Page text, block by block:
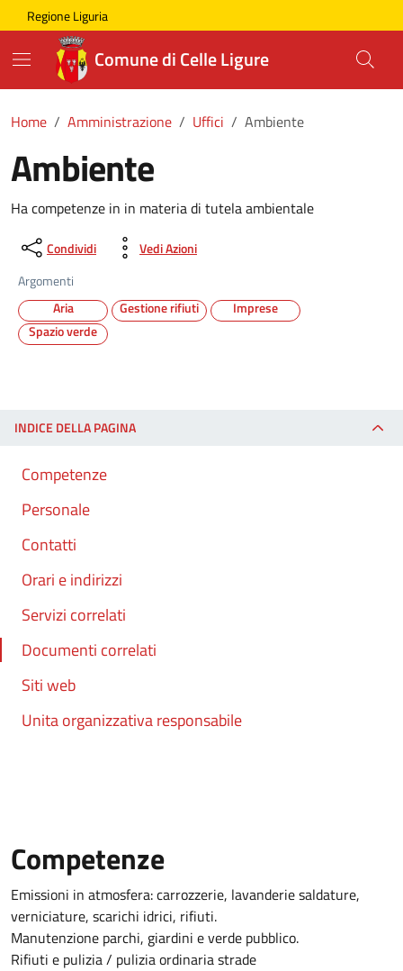
Skip to main content
Comune di Celle Ligure
Regione Liguria
Comune di Celle Ligure
Home Amministrazione Uffici Ambiente
Ambiente
Ha competenze in in materia di tutela ambientale
Condividi
Vedi Azioni
Argomenti
Aria
Gestione rifiuti
Imprese
Spazio verde
INDICE DELLA PAGINA
Competenze
Personale
Contatti
Orari e indirizzi
Servizi correlati
Documenti correlati
Siti web
Unita organizzativa responsabile
Competenze
Emissioni in atmosfera: carrozzerie, lavanderie saldature,
verniciature, scarichi idrici, rifiuti.
Manutenzione parchi, giardini e verde pubblico.
Rifiuti e pulizia / pulizia ordinaria strade